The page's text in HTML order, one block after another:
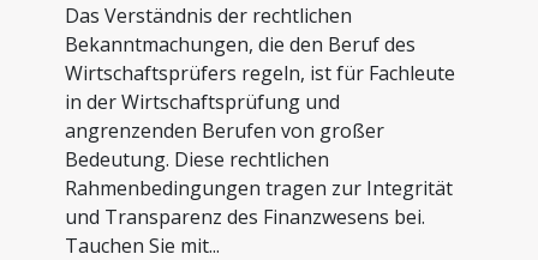
Das Verständnis der rechtlichen
Bekanntmachungen, die den Beruf des
Wirtschaftsprüfers regeln, ist für Fachleute
in der Wirtschaftsprüfung und
angrenzenden Berufen von großer
Bedeutung. Diese rechtlichen
Rahmenbedingungen tragen zur Integrität
und Transparenz des Finanzwesens bei.
Tauchen Sie mit...